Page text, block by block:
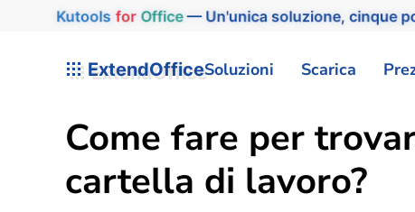
Kutools for Office— Un'unica soluzione, cinque
ExtendOfficeSoluzioni Scarica
Come fare per
cartella di lavoro?